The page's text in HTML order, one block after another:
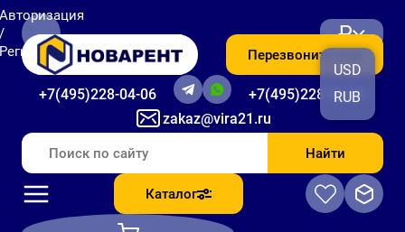
zakaz@vira21.ru
+7(495)228-04-06 +7(495)228-06-56
Перезвоните мне
₽
USD
RUB
Найти
Каталог